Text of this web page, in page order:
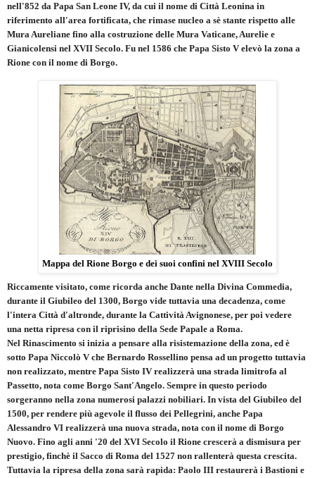
nell'852 da Papa San Leone IV, da cui il nome di Città Leonina in
riferimento all'area fortificata, che rimase nucleo a sè stante rispetto alle
Mura Aureliane fino alla costruzione delle Mura Vaticane, Aurelie e
Gianicolensi nel XVII Secolo. Fu nel 1586 che Papa Sisto V elevò la zona a
Rione con il nome di Borgo.
Mappa del Rione Borgo e dei suoi confini nel XVIII Secolo
Riccamente visitato, come ricorda anche Dante nella Divina Commedia,
durante il Giubileo del 1300, Borgo vide tuttavia una decadenza, come
l'intera Città d'altronde, durante la Cattività Avignonese, per poi vedere
una netta ripresa con il riprisino della Sede Papale a Roma.
Nel Rinascimento si inizia a pensare alla risistemazione della zona, ed è
sotto Papa Niccolò V che Bernardo Rossellino pensa ad un progetto tuttavia
non realizzato, mentre Papa Sisto IV realizzerà una strada limitrofa al
Passetto, nota come Borgo Sant'Angelo. Sempre in questo periodo
sorgeranno nella zona numerosi palazzi nobiliari. In vista del Giubileo del
1500, per rendere più agevole il flusso dei Pellegrini, anche Papa
Alessandro VI realizzerà una nuova strada, nota con il nome di Borgo
Nuovo. Fino agli anni '20 del XVI Secolo il Rione crescerà a dismisura per
prestigio, finchè il Sacco di Roma del 1527 non rallenterà questa crescita.
Tuttavia la ripresa della zona sarà rapida: Paolo III restaurerà i Bastioni e